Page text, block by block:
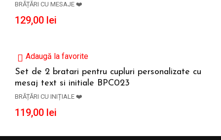
BRĂȚĂRI CU MESAJE ❤️
129,00 lei
Adaugă la favorite
Set de 2 bratari pentru cupluri personalizate cu
mesaj text si initiale BPC023
BRĂȚĂRI CU INIȚIALE ❤️
119,00 lei